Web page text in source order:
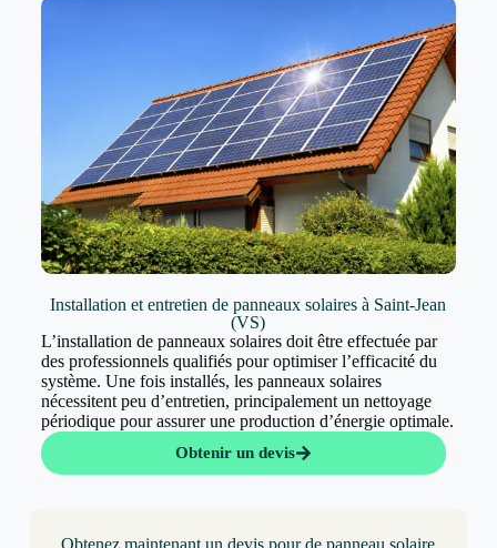
Installation et entretien de panneaux solaires à Saint-Jean
(VS)
L’installation de panneaux solaires doit être effectuée par
des professionnels qualifiés pour optimiser l’efficacité du
système. Une fois installés, les panneaux solaires
nécessitent peu d’entretien, principalement un nettoyage
périodique pour assurer une production d’énergie optimale.
Obtenir un devis